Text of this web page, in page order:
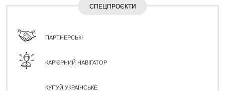
СПЕЦПРОЄКТИ
ПАРТНЕРСЬКІ
КАР'ЄРНИЙ НАВІГАТОР
КУПУЙ УКРАЇНСЬКЕ